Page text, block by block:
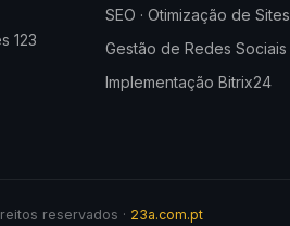
123
SEO · Otimização de Sites
Gestão de Redes Sociais
Implementação Bitrix24
reservados · 23a.com.pt